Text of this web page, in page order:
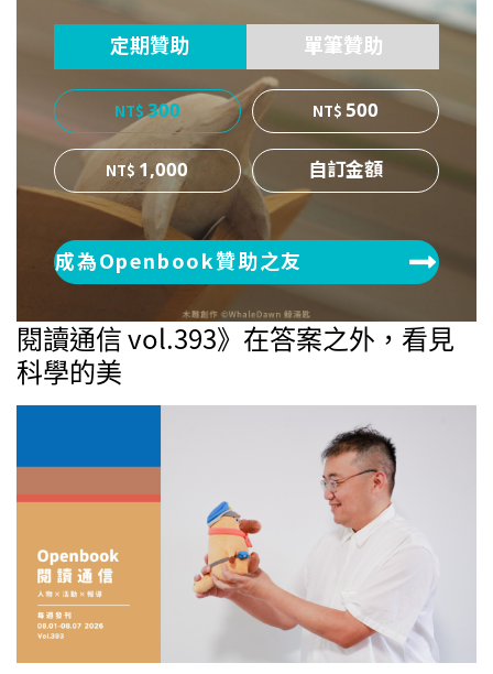
定期贊助 單筆贊助
300
500
1,000
成為Openbook贊助之友
閱讀通信 vol.393》在答案之外，看見
科學的美